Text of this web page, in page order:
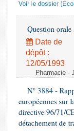
Voir le dossier
Question
Date de
dépôt :
12/05/1993
Pharmacie -
N° 3884 -
européennes sur
directive 96/71/
détachement de